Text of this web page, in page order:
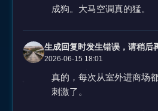
成狗。大马空调真的猛。
生成回复时发生错误，请稍后
2026-06-15 18:01
真的，每次从室外进商场
刺激了。